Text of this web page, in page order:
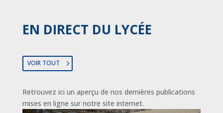
EN DIRECT DU LYCÉE
VOIR TOUT
Retrouvez ici un aperçu de nos dernières publications
mises en ligne sur notre site internet.